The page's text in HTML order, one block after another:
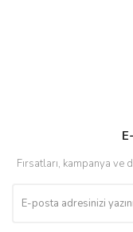
Fırsatları, kampanya